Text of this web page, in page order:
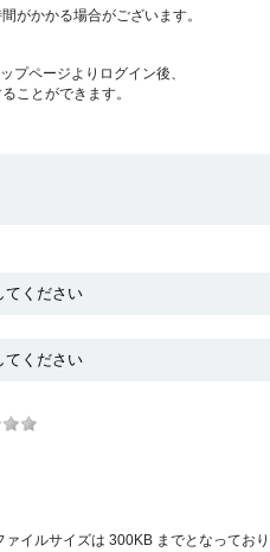
がかかる場合がございます。
プページよりログイン後、
ことができます。
ァイルサイズは 300KB までとなっており